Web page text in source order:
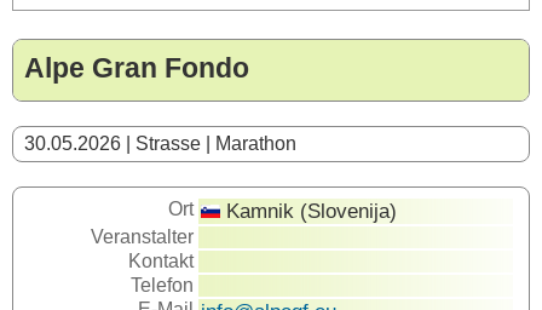
Alpe Gran Fondo
30.05.2026 | Strasse | Marathon
Ort Kamnik (Slovenija)
Veranstalter
Kontakt
Telefon